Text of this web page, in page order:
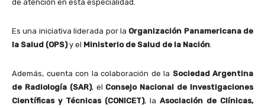
de atención en esta especialidad.
Es una iniciativa liderada por la Organización Panamericana de
la Salud (OPS)y el Ministerio de Salud de la Nación
Además, cuenta con la colaboración de la Sociedad Argentina
de Radiología (SAR), el Consejo Nacional de Investigaciones
Científicas y Técnicas (CONICET), la Asociación de Clínicas,